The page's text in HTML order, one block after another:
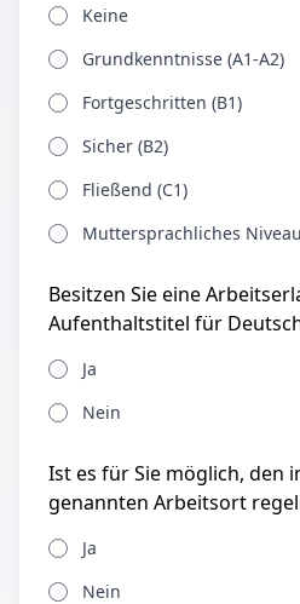
Keine
Grundkenntnisse (A1-A2)
Fortgeschritten (B1)
Sicher (B2)
Fließend (C1)
Muttersprachliches
Besitzen Sie eine
Aufenthaltstitel für
Ja
Nein
Ist es für Sie möglich, den
genannten Arbeitsort
Ja
Nein